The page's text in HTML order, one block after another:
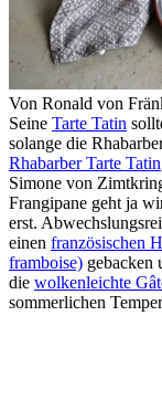
Von Ronald von
Seine Tarte Tatin
solange die
Rhabarber Tarte Tatin
Simone von
Frangipane geht ja
erst.
einen französischen
framboise) gebacken
die wolkenleichte
sommerlichen